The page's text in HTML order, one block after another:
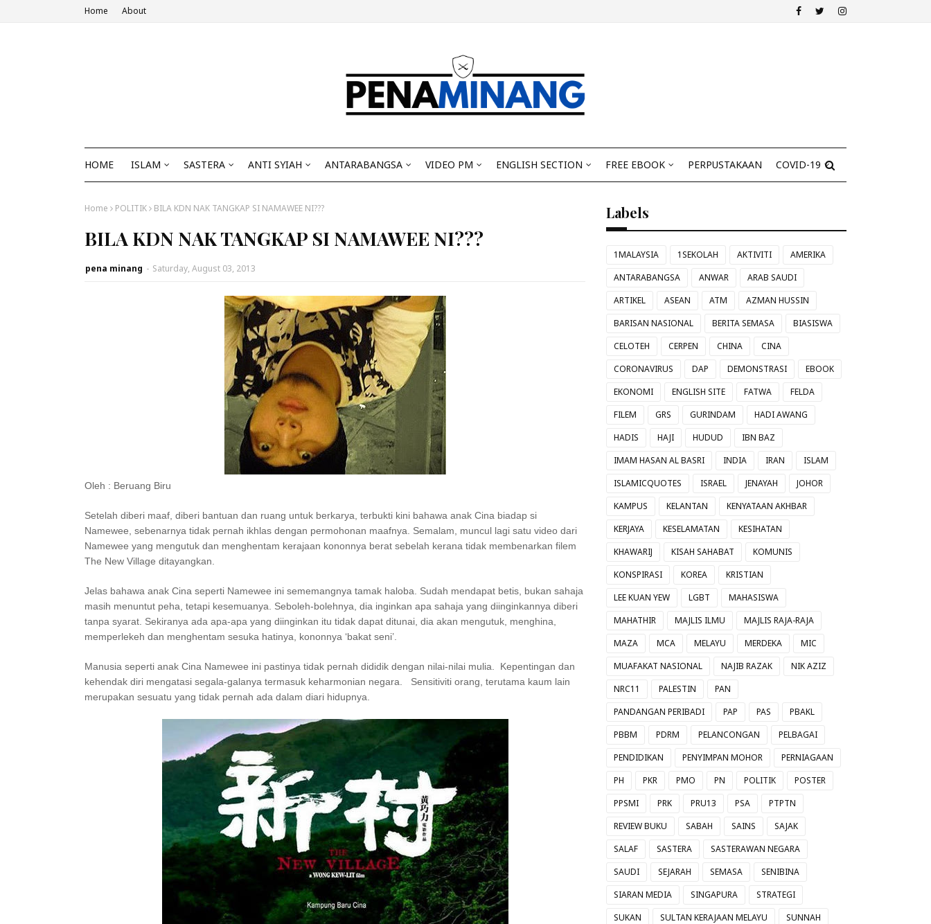
Home About
HOME ISLAM SASTERA ANTI SYIAH ANTARABANGSA VIDEO PM ENGLISH SECTION FREE EBOOK PERPUSTAKAAN COVID-19
Home POLITIK BILA KDN NAK TANGKAP SI NAMAWEE NI???
BILA KDN NAK TANGKAP SI NAMAWEE NI???
pena minang - Saturday, August 03, 2013
Oleh : Beruang Biru
Setelah diberi maaf, diberi bantuan dan ruang untuk berkarya, terbukti kini bahawa anak Cina biadap si
Namewee, sebenarnya tidak pernah ikhlas dengan permohonan maafnya. Semalam, muncul lagi satu video dari
Namewee yang mengutuk dan menghentam kerajaan kononnya berat sebelah kerana tidak membenarkan filem
The New Village ditayangkan.
Jelas bahawa anak Cina seperti Namewee ini sememangnya tamak haloba. Sudah mendapat betis, bukan sahaja
masih menuntut peha, tetapi kesemuanya. Seboleh-bolehnya, dia inginkan apa sahaja yang diinginkannya diberi
tanpa syarat. Sekiranya ada apa-apa yang diinginkan itu tidak dapat ditunai, dia akan mengutuk, menghina,
memperlekeh dan menghentam sesuka hatinya, kononnya ‘bakat seni’.
Manusia seperti anak Cina Namewee ini pastinya tidak pernah dididik dengan nilai-nilai mulia. Kepentingan dan
kehendak diri mengatasi segala-galanya termasuk keharmonian negara. Sensitiviti orang, terutama kaum lain
merupakan sesuatu yang tidak pernah ada dalam diari hidupnya.
Labels
1MALAYSIA 1SEKOLAH AKTIVITI
AMERIKA
ANTARABANGSA
ANWAR
ARAB SAUDI
ARTIKEL
ASEAN ATM
AZMAN HUSSIN
BARISAN NASIONAL
BERITA SEMASA
BIASISWA
CELOTEH
CERPEN CHINA
CINA
CORONAVIRUS
DAP DEMONSTRASI
EBOOK
EKONOMI
ENGLISH SITE FATWA
FELDA
FILEM
GRS GURINDAM
HADI AWANG
HADIS
HAJI HUDUD
IBN BAZ
IMAM HASAN AL BASRI
INDIA IRAN
ISLAM
ISLAMICQUOTES
ISRAEL JENAYAH
JOHOR
KAMPUS
KELANTAN
KENYATAAN AKHBAR
KERJAYA
KESELAMATAN
KESIHATAN
KHAWARIJ
KISAH SAHABAT
KOMUNIS
KONSPIRASI
KOREA
KRISTIAN
LEE KUAN YEW
LGBT
MAHASISWA
MAHATHIR
MAJLIS ILMU
MAJLIS RAJA-RAJA
MAZA
MCA MELAYU MERDEKA
MIC
MUAFAKAT NASIONAL
NAJIB RAZAK
NIK AZIZ
NRC11
PALESTIN
PAN
PANDANGAN PERIBADI
PAP PAS
PBAKL
PBBM
PDRM PELANCONGAN
PELBAGAI
PENDIDIKAN
PENYIMPAN MOHOR
PERNIAGAAN
PH
PKR PMO PN POLITIK
POSTER
PPSMI
PRK PRU13 PSA
PTPTN
REVIEW BUKU
SABAH SAINS
SAJAK
SALAF
SASTERA
SASTERAWAN NEGARA
SAUDI
SEJARAH SEMASA
SENIBINA
SIARAN MEDIA
SINGAPURA
STRATEGI
SUKAN
SULTAN KERAJAAN MELAYU
SUNNAH